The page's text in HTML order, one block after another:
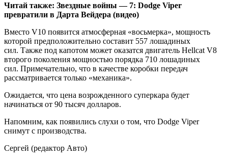
Читай также: Звездные войны — 7: Dodge Viper
превратили в Дарта Вейдера (видео)
Вместо V10 появится атмосферная «восьмерка», мощность
которой предположительно составит 557 лошадиных
сил. Также под капотом может оказатся двигатель Hellcat V8
второго поколения мощностью порядка 710 лошадиных
сил. Примечательно, что в качестве коробки передач
рассматривается только «механика».
Ожидается, что цена возрожденного суперкара будет
начинаться от 90 тысяч долларов.
Напомним, как появились слухи о том, что Dodge Viper
снимут с производства.
Сергей (редактор Авто)